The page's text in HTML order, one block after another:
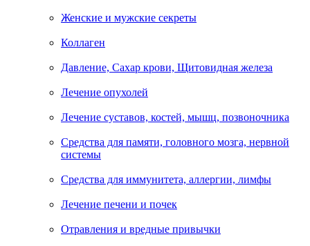
Женские и мужские секреты
Коллаген
Давление, Сахар крови, Щитовидная железа
Лечение опухолей
Лечение суставов, костей, мышц, позвоночника
Средства для памяти, головного мозга, нервной
системы
Средства для иммунитета, аллергии, лимфы
Лечение печени и почек
Отравления и вредные привычки